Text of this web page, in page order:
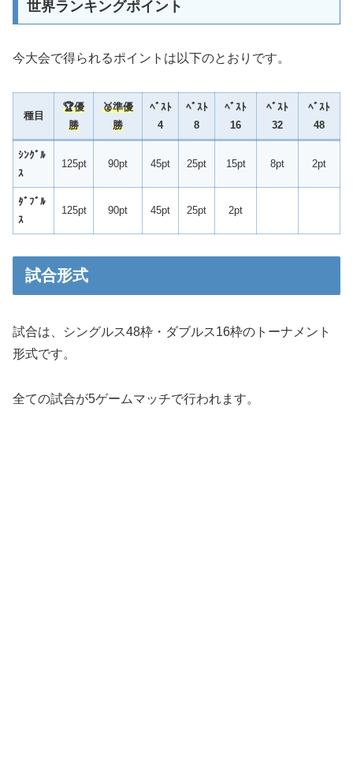
世界ランキングポイント
今大会で得られるポイントは以下のとおりです。
種目
🏆優
勝
🥈準優
勝
ﾍﾞｽﾄ
4
ﾍﾞｽﾄ
8
ﾍﾞｽﾄ
16
ﾍﾞｽﾄ
32
ﾍﾞｽﾄ
48
ｼﾝｸﾞﾙ
ｽ
125pt 90pt 45pt 25pt 15pt 8pt 2pt
ﾀﾞﾌﾞﾙ
ｽ
125pt 90pt 45pt 25pt 2pt
試合形式
試合は、シングルス48枠・ダブルス16枠のトーナメント
形式です。
全ての試合が5ゲームマッチで行われます。